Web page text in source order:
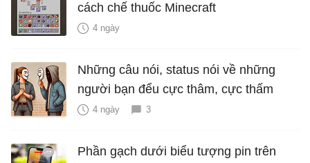
cách chế thuốc Minecraft
4 ngày
Những câu nói, status nói về những
người bạn đểu cực thâm, cực thấm
4 ngày 3
Phần gạch dưới biểu tượng pin trên